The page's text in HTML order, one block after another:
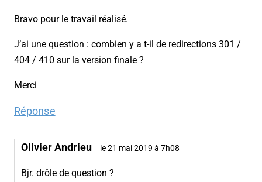
Bravo pour le travail réalisé.
J’ai une question : combien y a t-il de redirections 301 /
404 / 410 sur la version finale ?
Merci
Réponse
Olivier Andrieu le 21 mai 2019 à 7h08
Bjr. drôle de question ?